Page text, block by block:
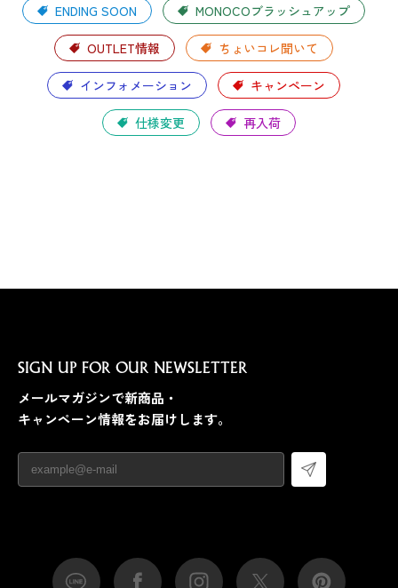
ENDING SOON MONOCOブラッシュアップ
OUTLET情報 ちょいコレ聞いて
インフォメーション キャンペーン
仕様変更 再入荷
SIGN UP FOR OUR NEWSLETTER
メールマガジンで新商品・
キャンペーン情報をお届けします。